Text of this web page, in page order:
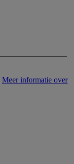
Meer informatie over